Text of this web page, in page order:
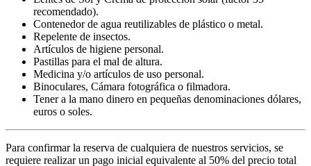
recomendado).
Contenedor de agua reutilizables de plástico o metal.
Repelente de insectos.
Artículos de higiene personal.
Pastillas para el mal de altura.
Medicina y/o artículos de uso personal.
Binoculares, Cámara fotográfica o filmadora.
Tener a la mano dinero en pequeñas denominaciones dólares,
euros o soles.
Para confirmar la reserva de cualquiera de nuestros servicios, se
requiere realizar un pago inicial equivalente al 50% del precio total